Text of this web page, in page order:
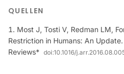
QUELLEN
Most J, Tosti V, Redman LM,
Restriction in Humans: An
Reviews* doi:10.1016/